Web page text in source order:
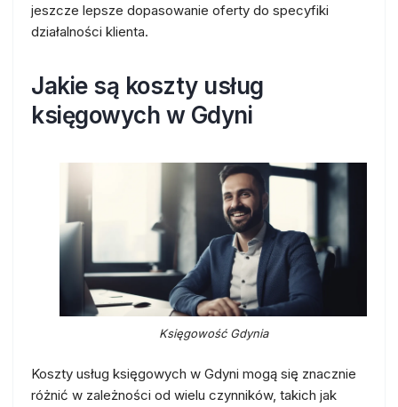
jeszcze lepsze dopasowanie oferty do specyfiki
działalności klienta.
Jakie są koszty usług
księgowych w Gdyni
Księgowość Gdynia
Koszty usług księgowych w Gdyni mogą się znacznie
różnić w zależności od wielu czynników, takich jak